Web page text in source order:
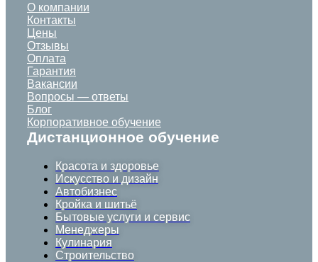
О компании
Контакты
Цены
Отзывы
Оплата
Гарантия
Вакансии
Вопросы — ответы
Блог
Корпоративное обучение
Дистанционное обучение
Красота и здоровье
Искусство и дизайн
Автобизнес
Кройка и шитьё
Бытовые услуги и сервис
Менеджеры
Кулинария
Строительство